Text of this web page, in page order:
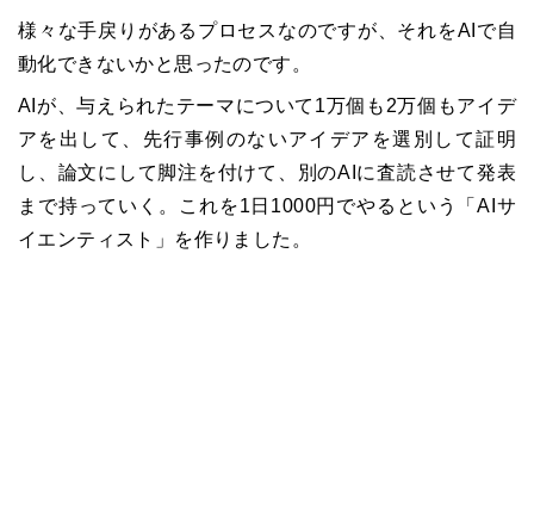
様々な手戻りがあるプロセスなのですが、それをAIで自
動化できないかと思ったのです。
AIが、与えられたテーマについて1万個も2万個もアイデ
アを出して、先行事例のないアイデアを選別して証明
し、論文にして脚注を付けて、別のAIに査読させて発表
まで持っていく。これを1日1000円でやるという「AIサ
イエンティスト」を作りました。